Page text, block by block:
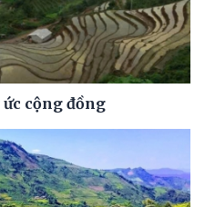
cộng đồng